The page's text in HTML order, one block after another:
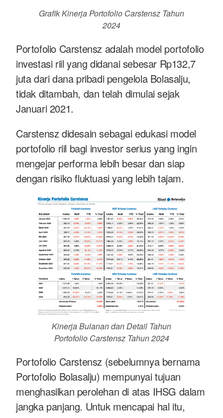
Grafik Kinerja Portofolio Carstensz Tahun
2024
Portofolio Carstensz adalah model portofolio
investasi riil yang didanai sebesar Rp132,7
juta dari dana pribadi pengelola Bolasalju,
tidak ditambah, dan telah dimulai sejak
Januari 2021.
Carstensz didesain sebagai edukasi model
portofolio riil bagi investor serius yang ingin
mengejar performa lebih besar dan siap
dengan risiko fluktuasi yang lebih tajam.
Kinerja Bulanan dan Detail Tahun
Portofolio Carstensz Tahun 2024
Portofolio Carstensz (sebelumnya bernama
Portofolio Bolasalju) mempunyai tujuan
menghasilkan perolehan di atas IHSG dalam
jangka panjang. Untuk mencapai hal itu,